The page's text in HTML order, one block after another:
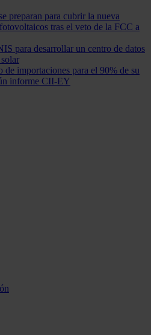
preparan para cubrir la nueva
tras el veto de la FCC a
para desarrollar un centro de datos
de importaciones para el 90% de su
informe CII-EY